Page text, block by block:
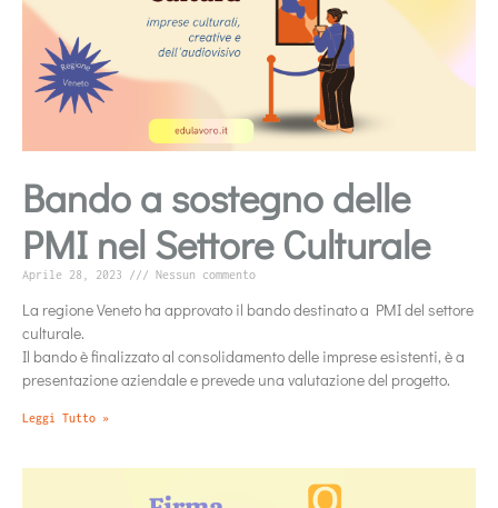
Bando a sostegno delle
PMI nel Settore Culturale
Aprile 28, 2023 Nessun commento
La regione Veneto ha approvato il bando destinato a PMI del settore
culturale.
Il bando è finalizzato al consolidamento delle imprese esistenti, è a
presentazione aziendale e prevede una valutazione del progetto.
Leggi Tutto »